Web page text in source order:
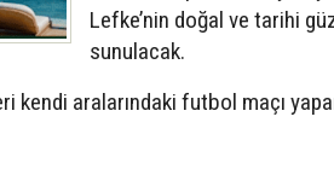
Lefke’nin doğal ve tarihi
sunulacak.
kendi aralarındaki futbol maçı